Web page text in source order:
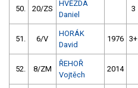
50. 20/ZS
HVĚZDA
Daniel
3
51. 6/V
HORÁK
David
1976 3+
52. 8/ZM
ŘEHOŘ
Vojtěch
2014